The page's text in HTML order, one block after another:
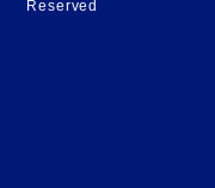
Reserved